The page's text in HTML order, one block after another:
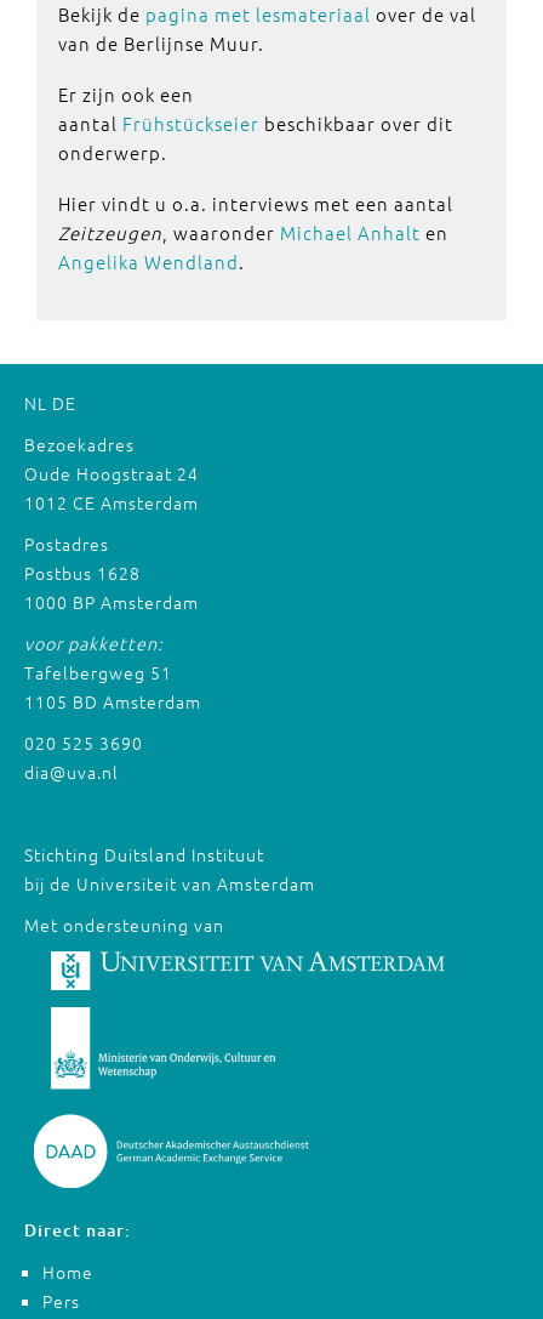
Bekijk de pagina met lesmateriaal over de val
van de Berlijnse Muur.
Er zijn ook een
aantal Frühstückseier beschikbaar over dit
onderwerp.
Hier vindt u o.a. interviews met een aantal
Zeitzeugen , waaronder Michael Anhalt en
Angelika Wendland.
NL DE
Bezoekadres
Oude Hoogstraat 24
1012 CE Amsterdam
Postadres
Postbus 1628
1000 BP Amsterdam
voor pakketten:
Tafelbergweg 51
1105 BD Amsterdam
020 525 3690
dia@uva.nl
Stichting Duitsland Instituut
bij de Universiteit van Amsterdam
Met ondersteuning van
Direct naar:
Home
Pers